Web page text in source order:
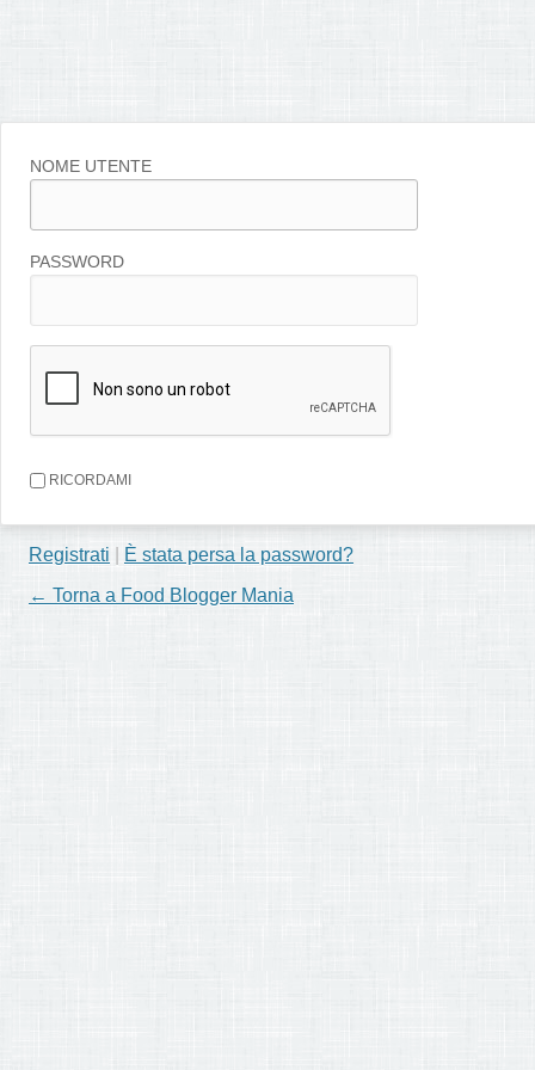
NOME UTENTE
PASSWORD
RICORDAMI
Registrati
È stata persa la password?
← Torna a Food Blogger Mania